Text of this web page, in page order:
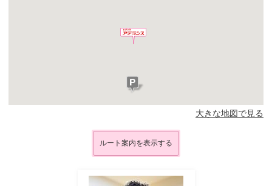
大きな地図で見る
ルート案内を表示する